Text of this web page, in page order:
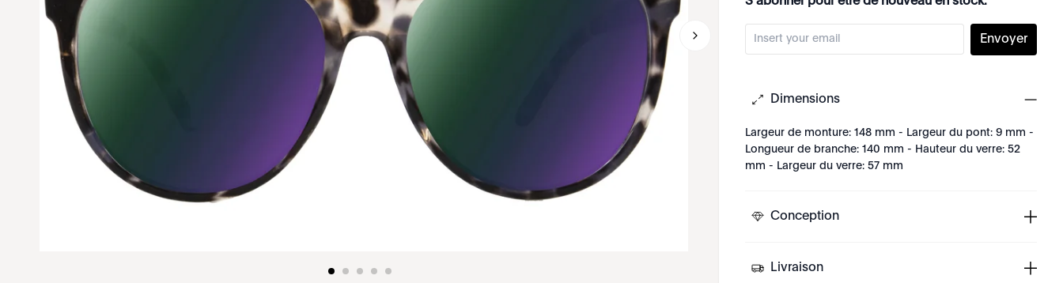
Envoyer
Dimensions
Largeur de monture: 148 mm - Largeur du pont: 9 mm -
Longueur de branche: 140 mm - Hauteur du verre: 52
mm - Largeur du verre: 57 mm
Conception
Livraison